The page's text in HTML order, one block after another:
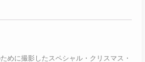
めに撮影したスペシャル・クリスマス・